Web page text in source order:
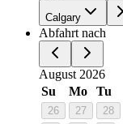
Calgary
Abfahrt nach
August 2026
Su
Mo Tu
26 27 28